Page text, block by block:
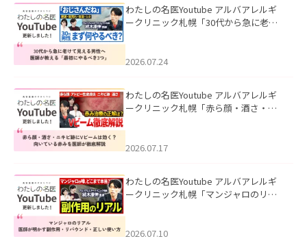
わたしの名医Youtube アルバアレルギ
ークリニック札幌「30代から急に老け
た。
2026.07.24
わたしの名医Youtube アルバアレルギ
ークリニック札幌「赤ら顔・酒さ・ニ
した。
2026.07.17
わたしの名医Youtube アルバアレルギ
ークリニック札幌「マンジャロのリア
た。
2026.07.10